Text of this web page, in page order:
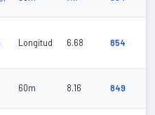
Longitud 6.68 854
60m 8.16 849